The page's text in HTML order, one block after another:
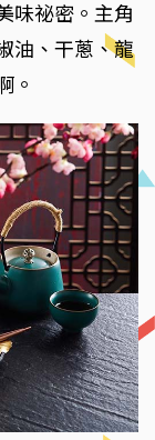
味祕密。主角
油、干蔥、龍
。